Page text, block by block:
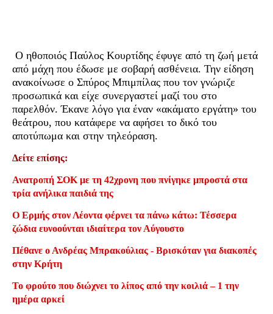
Ο ηθοποιός Παύλος Κουρτίδης έφυγε από τη ζωή μετά
από μάχη που έδωσε με σοβαρή ασθένεια. Την είδηση
ανακοίνωσε ο Σπύρος Μπιμπίλας που τον γνώριζε
προσωπικά και είχε συνεργαστεί μαζί του στο
παρελθόν. Έκανε λόγο για έναν «ακάματο εργάτη» του
θεάτρου, που κατάφερε να αφήσει το δικό του
αποτύπωμα και στην τηλεόραση.
Δείτε επίσης:
Ανατροπή ΣΟΚ με τη 42χρονη που πνίγηκε μπροστά στα
τρία ανήλικα παιδιά της
Ο Ερμής στον Λέοντα φέρνει τα πάνω κάτω: Τέσσερα
ζώδια ευνοούνται ιδιαίτερα τον Αύγουστο
Πέθανε ο Ανδρέας Μπρακούλιας - Βρισκόταν για διακοπές
στην Κρήτη
Το φρούτο που διώχνει το λίπος από την κοιλιά – 1 την
ημέρα αρκεί